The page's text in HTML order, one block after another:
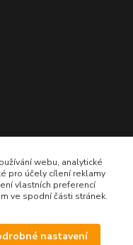
webu, analytické
pro účely cílení reklamy
vlastních preferencí
ve spodní části stránek.
nastavení